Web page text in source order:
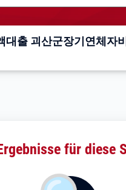
출 괴산군장기연체자비
für diese